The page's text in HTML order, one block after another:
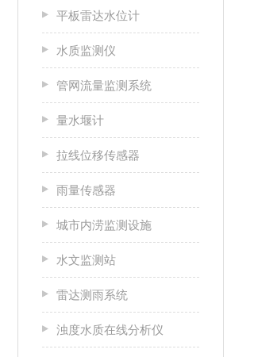
平板雷达水位计
水质监测仪
管网流量监测系统
量水堰计
拉线位移传感器
雨量传感器
城市内涝监测设施
水文监测站
雷达测雨系统
浊度水质在线分析仪